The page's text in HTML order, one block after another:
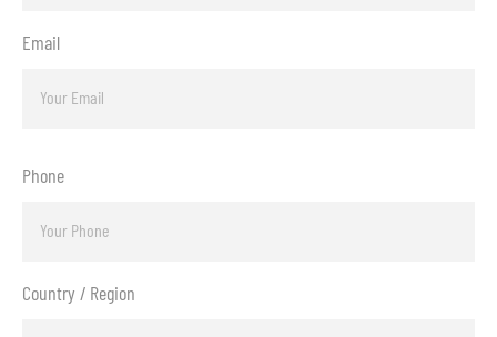
Email
Phone
Country / Region